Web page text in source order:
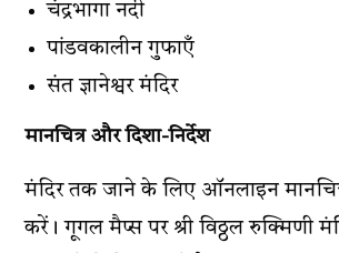
चंद्रभागा नदी
पांडवकालीन गुफाएँ
संत ज्ञानेश्वर मंदिर
मानचित्र और दिशा-निर्देश
मंदिर तक जाने के लिए ऑनलाइन
करें। गूगल मैप्स पर श्री विठ्ठल रुक्मिणी